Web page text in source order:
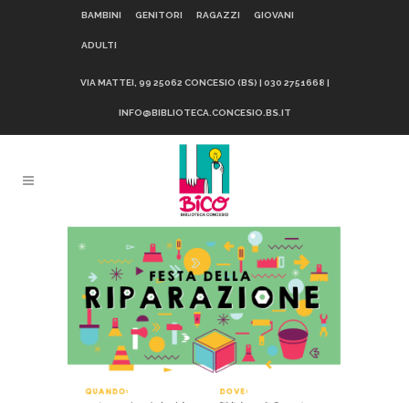
BAMBINI GENITORI RAGAZZI GIOVANI
ADULTI
VIA MATTEI, 99 25062 CONCESIO (BS) | 030 2751668 |
INFO@BIBLIOTECA.CONCESIO.BS.IT